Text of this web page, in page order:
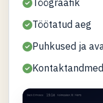
Töögraafik
Töötatud aeg
Puhkused ja
Kontaktandmed